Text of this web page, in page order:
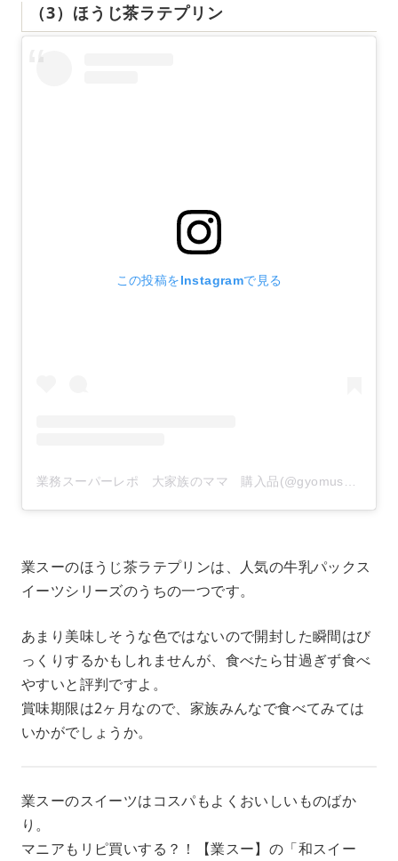
（3）ほうじ茶ラテプリン
この投稿をInstagramで見る
業スーのほうじ茶ラテプリンは、人気の牛乳パックス
イーツシリーズのうちの一つです。
あまり美味しそうな色ではないので開封した瞬間はび
っくりするかもしれませんが、食べたら甘過ぎず食べ
やすいと評判ですよ。
賞味期限は2ヶ月なので、家族みんなで食べてみては
いかがでしょうか。
業スーのスイーツはコスパもよくおいしいものばか
り。
マニアもリピ買いする？！【業スー】の「和スイー